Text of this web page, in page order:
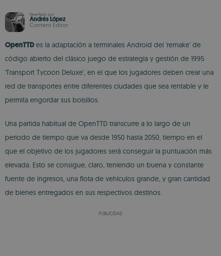
Reseñado por
Andrés López
Content Editor
OpenTTDes la adaptación a terminales Android del 'remake' de
código abierto del clásico juego de estrategia y gestión de 1995
'Transport Tycoon Deluxe', en el que los jugadores deben crear una
red de transportes entre diferentes ciudades que sea rentable y le
permita engordar sus bolsillos.
Una partida habitual de OpenTTD transcurre a lo largo de un
periodo de tiempo que va desde 1950 hasta 2050, tiempo en el
que el objetivo de los jugadores será conseguir la puntuación más
elevada. Esto se consigue, claro, teniendo un buena y constante
fuente de ingresos, una flota de vehículos grande, y gran cantidad
de bienes entregados en sus respectivos destinos.
PUBLICIDAD